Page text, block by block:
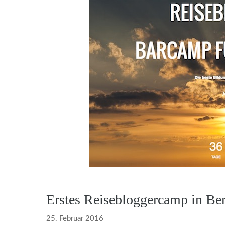
Erstes Reisebloggercamp in
25. Februar 2016